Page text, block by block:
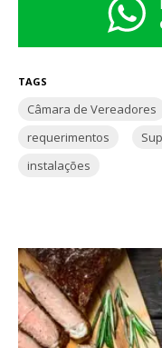
TAGS
Câmara de Vereadores
requerimentos
instalações